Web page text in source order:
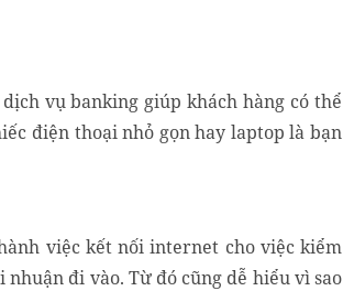
vụ banking giúp khách hàng có thể
điện thoại nhỏ gọn hay laptop là bạn
việc kết nối internet cho việc kiểm
đi vào. Từ đó cũng dễ hiểu vì sao